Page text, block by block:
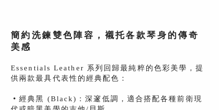
簡約洗鍊雙色陣容，襯托各款琴身的傳奇
美感
Essentials Leather 系列回歸最純粹的色彩美學，提
供兩款最具代表性的經典配色：
・經典黑 (Black)：深邃低調，適合搭配各種前衛現